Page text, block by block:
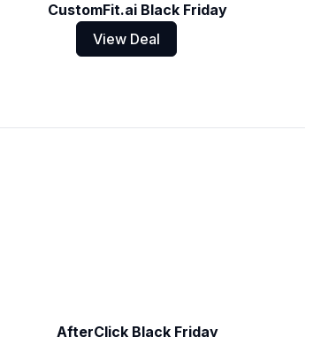
CustomFit.ai Black Friday
View Deal
AfterClick Black Friday